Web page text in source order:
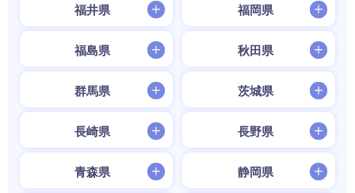
福井県 福岡県
福島県 秋田県
群馬県 茨城県
長崎県 長野県
青森県 静岡県